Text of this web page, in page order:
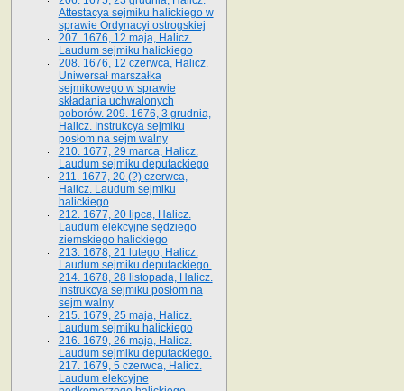
Attestacya sejmiku halickiego w
sprawie Ordynacyi ostrogskiej
207. 1676, 12 maja, Halicz.
Laudum sejmiku halickiego
208. 1676, 12 czerwca, Halicz.
Uniwersał marszałka
sejmikowego w sprawie
składania uchwalonych
poborów. 209. 1676, 3 grudnia,
Halicz. Instrukcya sejmiku
posłom na sejm walny
210. 1677, 29 marca, Halicz.
Laudum sejmiku deputackiego
211. 1677, 20 (?) czerwca,
Halicz. Laudum sejmiku
halickiego
212. 1677, 20 lipca, Halicz.
Laudum elekcyjne sędziego
ziemskiego halickiego
213. 1678, 21 lutego, Halicz.
Laudum sejmiku deputackiego.
214. 1678, 28 listopada, Halicz.
Instrukcya sejmiku posłom na
sejm walny
215. 1679, 25 maja, Halicz.
Laudum sejmiku halickiego
216. 1679, 26 maja, Halicz.
Laudum sejmiku deputackiego.
217. 1679, 5 czerwca, Halicz.
Laudum elekcyjne